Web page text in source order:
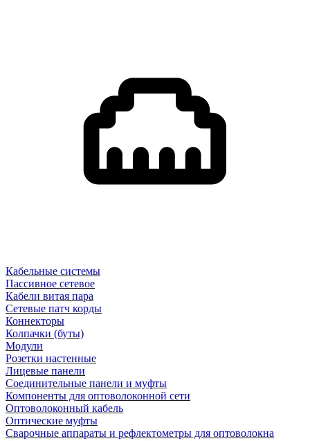
Кабельные системы
Пассивное сетевое
Кабели витая пара
Сетевые патч корды
Коннекторы
Колпачки (буты)
Модули
Розетки настенные
Лицевые панели
Соединительные панели и муфты
Компоненты для оптоволоконной сети
Оптоволоконный кабель
Оптические муфты
Сварочные аппараты и рефлектометры для оптоволокна